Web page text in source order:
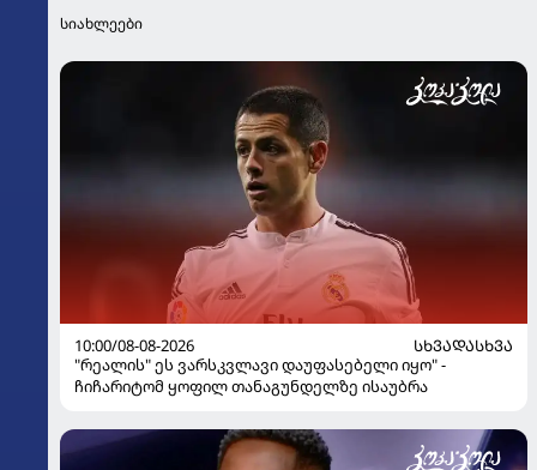
სიახლეები
10:00/08-08-2026
ᲡᲮᲕᲐᲓᲐᲡᲮᲕᲐ
"რეალის" ეს ვარსკვლავი დაუფასებელი იყო" -
ჩიჩარიტომ ყოფილ თანაგუნდელზე ისაუბრა